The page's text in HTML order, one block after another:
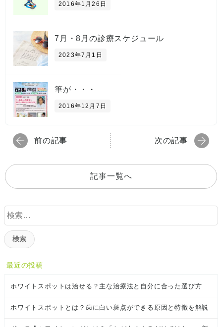
2016年1月26日
7月・8月の診療スケジュール
2023年7月1日
筆が・・・
2016年12月7日
前の記事 次の記事
記事一覧へ
検
索
最近の投稿
ホワイトスポットは治せる？主な治療法と自分に合った選び方
ホワイトスポットとは？歯に白い斑点ができる原因と特徴を解説